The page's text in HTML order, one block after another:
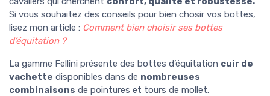
Si vous souhaitez des conseils pour bien chosir vos bottes,
lisez mon article : Comment bien choisir ses bottes
d’équitation ?
La gamme Fellini présente des bottes d’équitation cuir de
vachette disponibles dans de nombreuses
combinaisons de pointures et tours de mollet.